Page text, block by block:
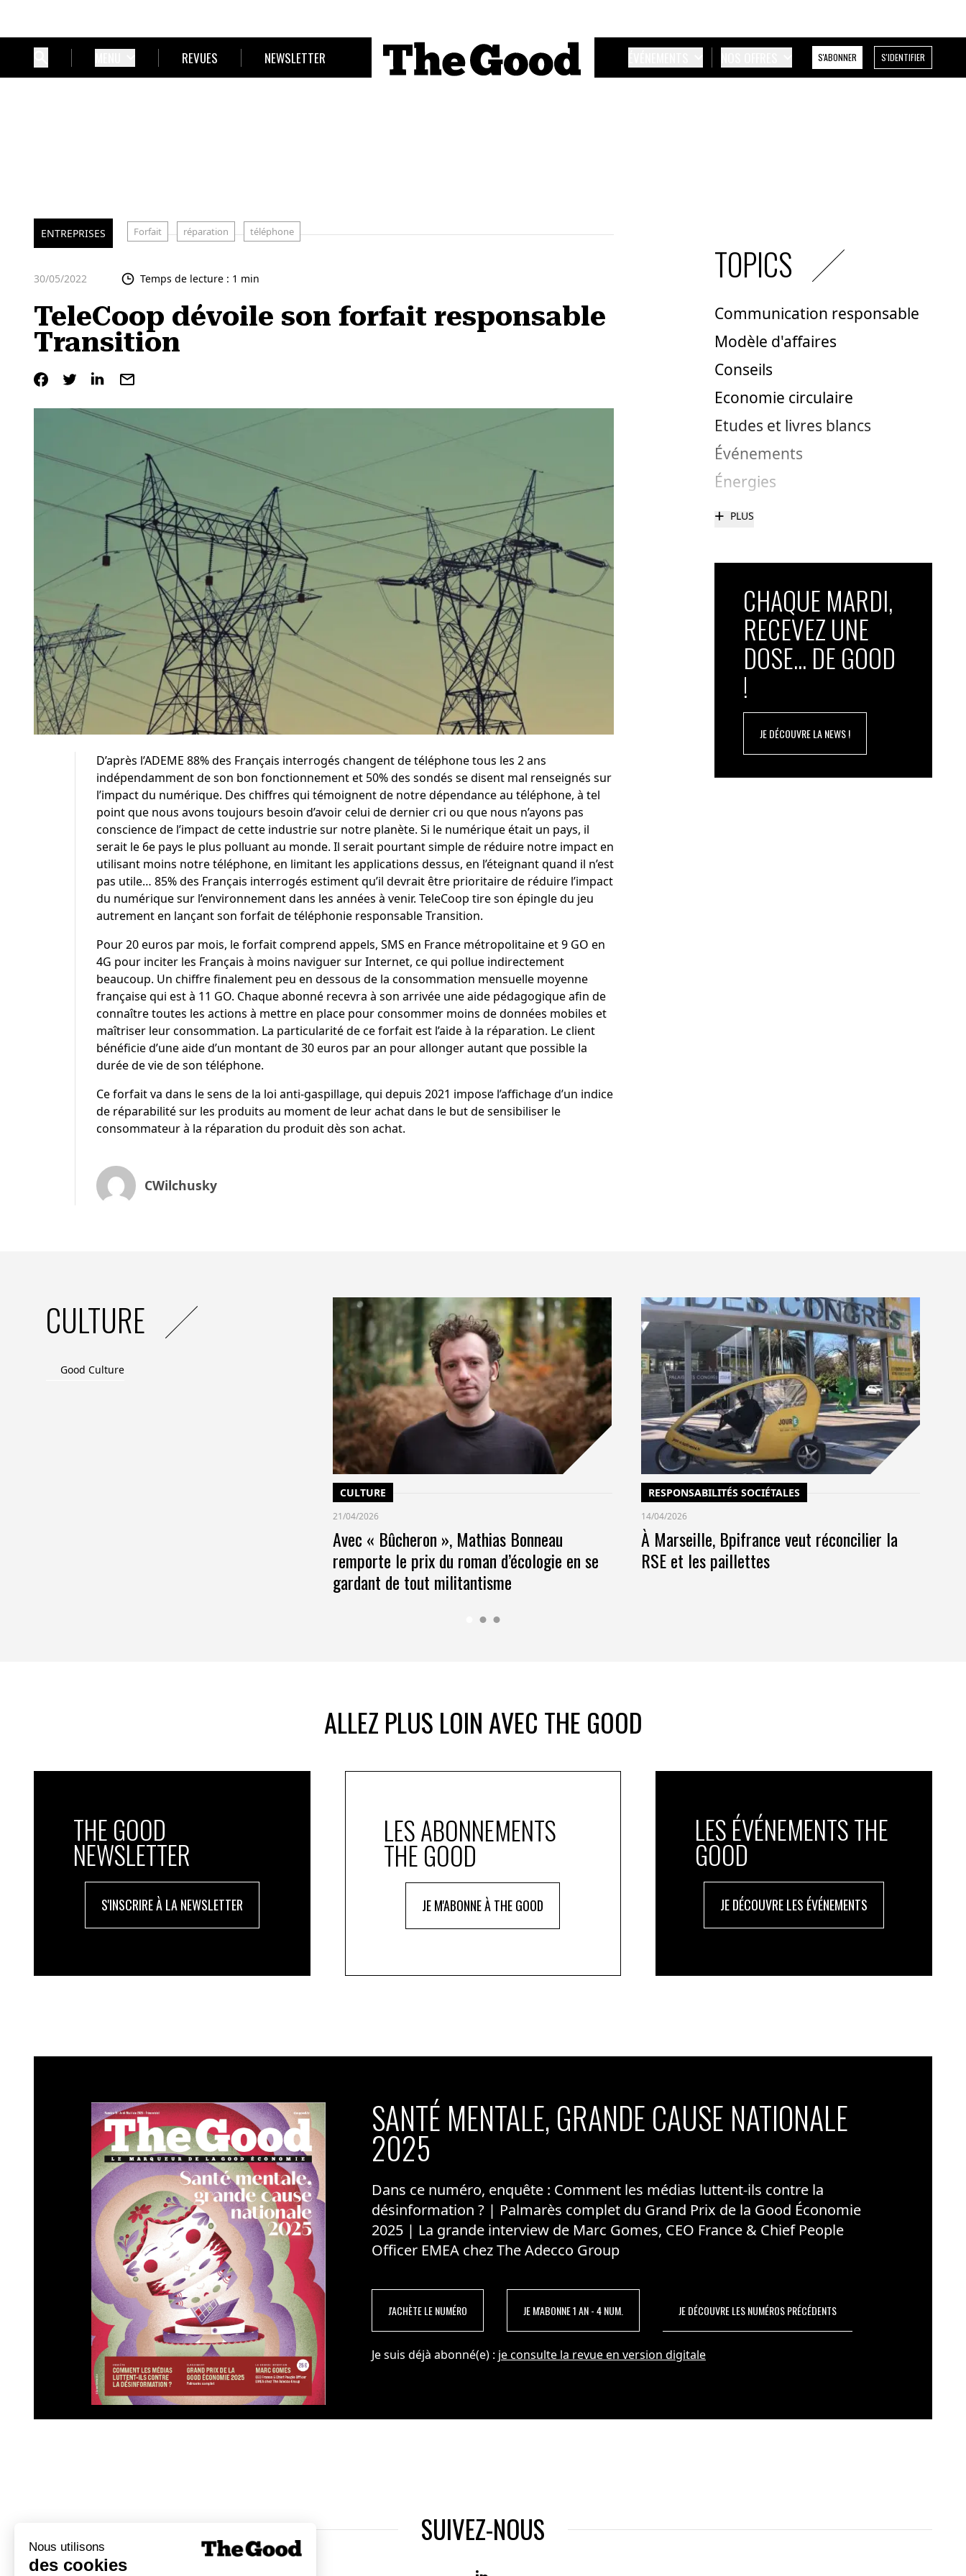
REVUES NEWSLETTER S'ABONNER S'IDENTIFIER
ENTREPRISES Forfait réparation téléphone
30/05/2022 Temps de lecture : 1 min
TeleCoop dévoile son forfait responsable
Transition
D’après l’ADEME 88% des Français interrogés changent de téléphone tous les 2 ans
indépendamment de son bon fonctionnement et 50% des sondés se disent mal renseignés sur
l’impact du numérique. Des chiffres qui témoignent de notre dépendance au téléphone, à tel
point que nous avons toujours besoin d’avoir celui de dernier cri ou que nous n’ayons pas
conscience de l’impact de cette industrie sur notre planète. Si le numérique était un pays, il
serait le 6e pays le plus polluant au monde. Il serait pourtant simple de réduire notre impact en
utilisant moins notre téléphone, en limitant les applications dessus, en l’éteignant quand il n’est
pas utile… 85% des Français interrogés estiment qu’il devrait être prioritaire de réduire l’impact
du numérique sur l’environnement dans les années à venir. TeleCoop tire son épingle du jeu
autrement en lançant son forfait de téléphonie responsable Transition.
Pour 20 euros par mois, le forfait comprend appels, SMS en France métropolitaine et 9 GO en
4G pour inciter les Français à moins naviguer sur Internet, ce qui pollue indirectement
beaucoup. Un chiffre finalement peu en dessous de la consommation mensuelle moyenne
française qui est à 11 GO. Chaque abonné recevra à son arrivée une aide pédagogique afin de
connaître toutes les actions à mettre en place pour consommer moins de données mobiles et
maîtriser leur consommation. La particularité de ce forfait est l’aide à la réparation. Le client
bénéficie d’une aide d’un montant de 30 euros par an pour allonger autant que possible la
durée de vie de son téléphone.
Ce forfait va dans le sens de la loi anti-gaspillage, qui depuis 2021 impose l’affichage d’un indice
de réparabilité sur les produits au moment de leur achat dans le but de sensibiliser le
consommateur à la réparation du produit dès son achat.
CWilchusky
TOPICS
Communication responsable
Modèle d'affaires
Conseils
Economie circulaire
Etudes et livres blancs
Événements
Énergies
+ PLUS
CHAQUE MARDI,
RECEVEZ UNE
DOSE... DE GOOD
!
JE DÉCOUVRE LA NEWS !
CULTURE
Good Culture
CULTURE
21/04/2026
Avec « Bûcheron », Mathias Bonneau
remporte le prix du roman d’écologie en se
gardant de tout militantisme
RESPONSABILITÉS SOCIÉTALES
14/04/2026
À Marseille, Bpifrance veut réconcilier la
RSE et les paillettes
ALLEZ PLUS LOIN AVEC THE GOOD
THE GOOD
NEWSLETTER
S'INSCRIRE À LA NEWSLETTER
LES ABONNEMENTS
THE GOOD
JE M'ABONNE À THE GOOD
LES ÉVÉNEMENTS THE
GOOD
JE DÉCOUVRE LES ÉVÉNEMENTS
SANTÉ MENTALE, GRANDE CAUSE NATIONALE
2025
Dans ce numéro, enquête : Comment les médias luttent-ils contre la
désinformation ? | Palmarès complet du Grand Prix de la Good Économie
2025 | La grande interview de Marc Gomes, CEO France & Chief People
Officer EMEA chez The Adecco Group
J'ACHÈTE LE NUMÉRO JE M'ABONNE 1 AN - 4 NUM. JE DÉCOUVRE LES NUMÉROS PRÉCÉDENTS
Je suis déjà abonné(e) : je consulte la revue en version digitale
SUIVEZ-NOUS